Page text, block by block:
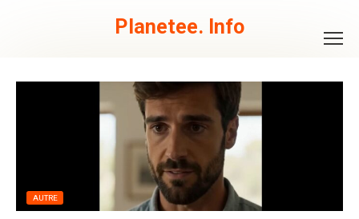
Planetee. Info
AUTRE